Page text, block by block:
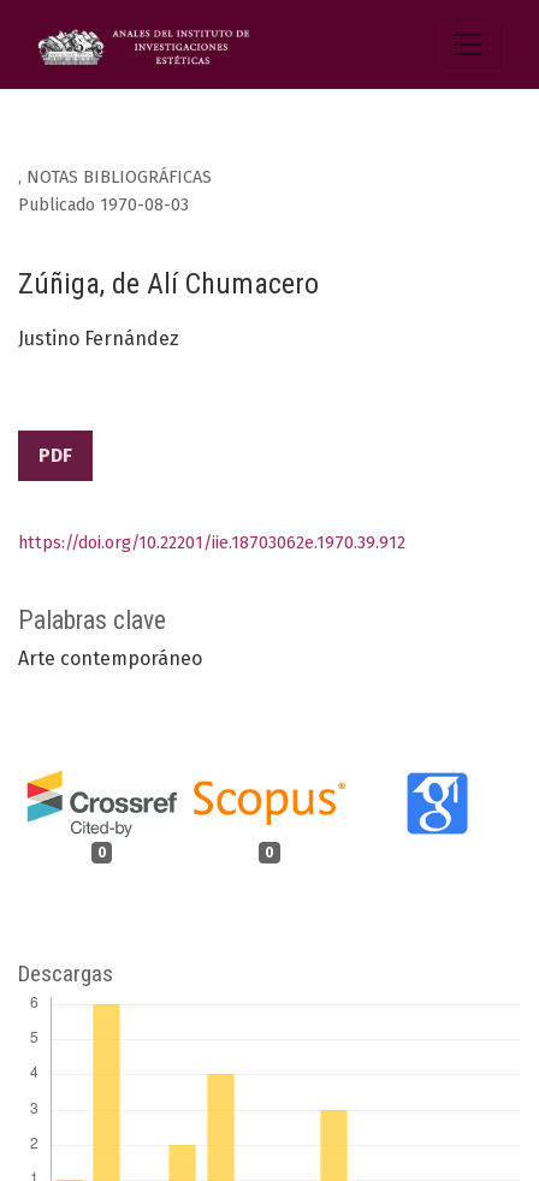
, NOTAS BIBLIOGRÁFICAS
Zúñiga, de Alí Chumacero
Publicado 1970-08-03
Justino Fernández
PDF
Palabras clave
Arte contemporáneo
0 0
https://doi.org/10.22201/iie.18703062e.1970.39.912
Descargas